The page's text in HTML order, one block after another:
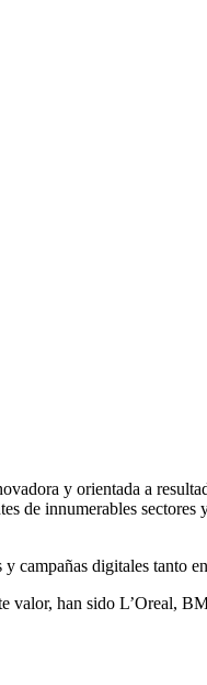
y orientada a
de innumerables
digitales tanto
valor, han sido L’Oreal,